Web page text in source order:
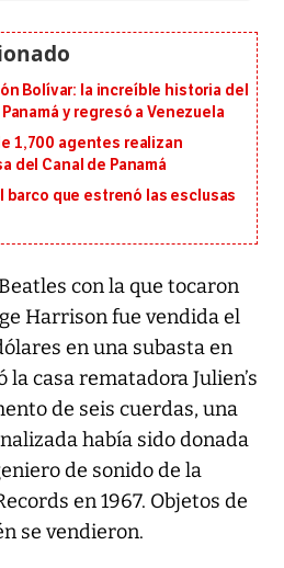
Bolívar: la increíble historia del
y regresó a Venezuela
1,700 agentes realizan
del Canal de Panamá
barco que estrenó las esclusas
con la que tocaron
Harrison fue vendida el
en una subasta en
la casa rematadora Julien’s
de seis cuerdas, una
había sido donada
de sonido de la
en 1967. Objetos de
se vendieron.